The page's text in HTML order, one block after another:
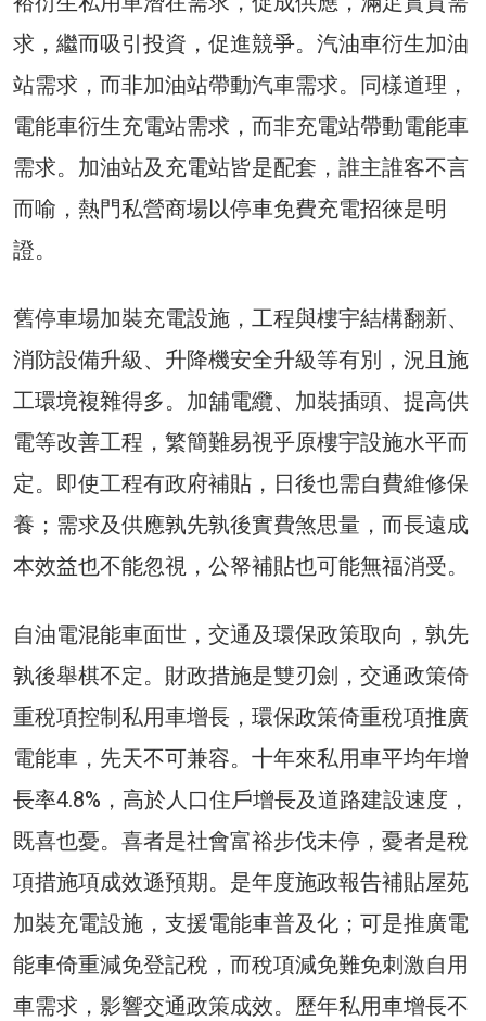
求，繼而吸引投資，促進競爭。汽油車衍生加油
站需求，而非加油站帶動汽車需求。同樣道理，
電能車衍生充電站需求，而非充電站帶動電能車
需求。加油站及充電站皆是配套，誰主誰客不言
而喻，熱門私營商場以停車免費充電招徠是明
證。
舊停車場加裝充電設施，工程與樓宇結構翻新、
消防設備升級、升降機安全升級等有別，況且施
工環境複雜得多。加舖電纜、加裝插頭、提高供
電等改善工程，繁簡難易視乎原樓宇設施水平而
定。即使工程有政府補貼，日後也需自費維修保
養；需求及供應孰先孰後實費煞思量，而長遠成
本效益也不能忽視，公帑補貼也可能無福消受。
自油電混能車面世，交通及環保政策取向，孰先
孰後舉棋不定。財政措施是雙刃劍，交通政策倚
重稅項控制私用車增長，環保政策倚重稅項推廣
電能車，先天不可兼容。十年來私用車平均年增
長率4.8%，高於人口住戶增長及道路建設速度，
既喜也憂。喜者是社會富裕步伐未停，憂者是稅
項措施項成效遜預期。是年度施政報告補貼屋苑
加裝充電設施，支援電能車普及化；可是推廣電
能車倚重減免登記稅，而稅項減免難免刺激自用
車需求，影響交通政策成效。歷年私用車增長不